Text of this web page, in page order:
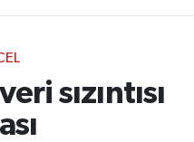
sızıntısı